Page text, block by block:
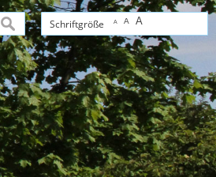
Schriftgröße A A A
suchen